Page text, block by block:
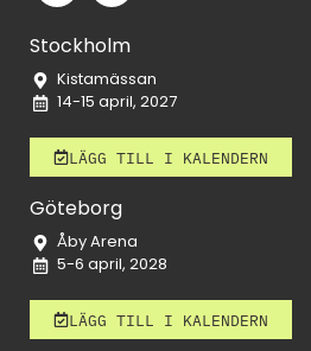
Stockholm
Kistamässan
14-15 april, 2027
LÄGG TILL I KALENDERN
Göteborg
Åby Arena
5-6 april, 2028
LÄGG TILL I KALENDERN